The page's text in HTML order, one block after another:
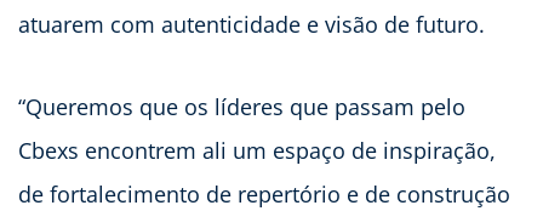
atuarem com autenticidade e visão de futuro.
“Queremos que os líderes que passam pelo
Cbexs encontrem ali um espaço de inspiração,
de fortalecimento de repertório e de construção